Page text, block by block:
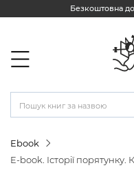
Безкоштовна
Ebook
E-book. Історії